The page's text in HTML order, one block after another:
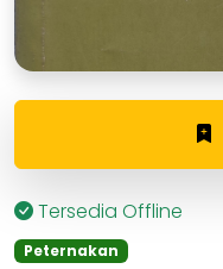
Tersedia Offline
Peternakan